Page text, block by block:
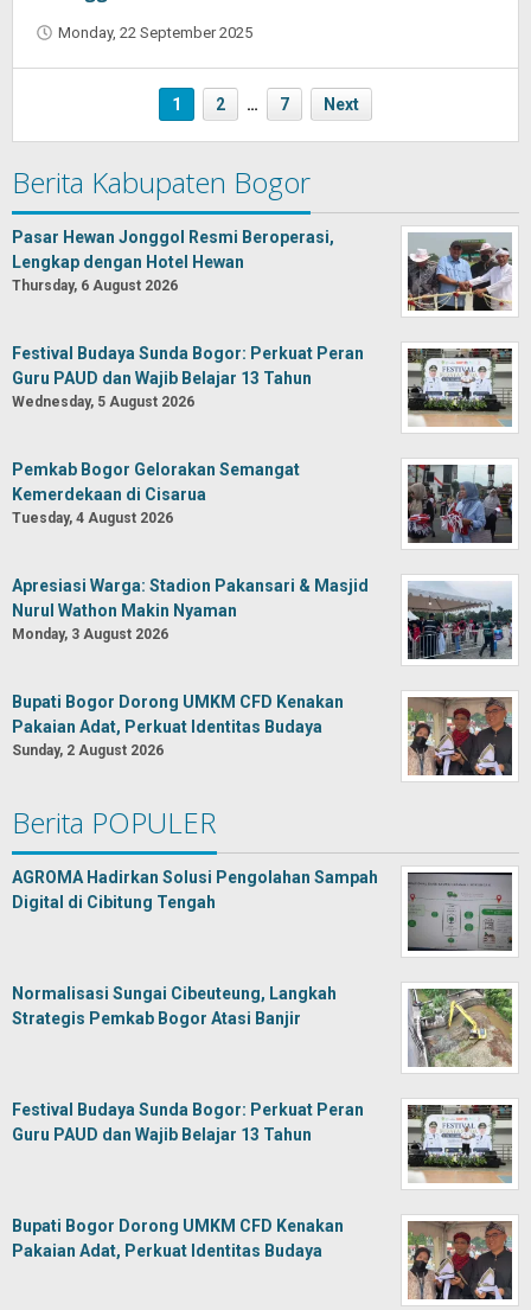
Monday, 22 September 2025
1 2 … 7 Next
Berita Kabupaten Bogor
Pasar Hewan Jonggol Resmi Beroperasi,
Lengkap dengan Hotel Hewan
Thursday, 6 August 2026
Festival Budaya Sunda Bogor: Perkuat Peran
Guru PAUD dan Wajib Belajar 13 Tahun
Wednesday, 5 August 2026
Pemkab Bogor Gelorakan Semangat
Kemerdekaan di Cisarua
Tuesday, 4 August 2026
Apresiasi Warga: Stadion Pakansari & Masjid
Nurul Wathon Makin Nyaman
Monday, 3 August 2026
Bupati Bogor Dorong UMKM CFD Kenakan
Pakaian Adat, Perkuat Identitas Budaya
Sunday, 2 August 2026
Berita POPULER
AGROMA Hadirkan Solusi Pengolahan Sampah
Digital di Cibitung Tengah
Normalisasi Sungai Cibeuteung, Langkah
Strategis Pemkab Bogor Atasi Banjir
Festival Budaya Sunda Bogor: Perkuat Peran
Guru PAUD dan Wajib Belajar 13 Tahun
Bupati Bogor Dorong UMKM CFD Kenakan
Pakaian Adat, Perkuat Identitas Budaya